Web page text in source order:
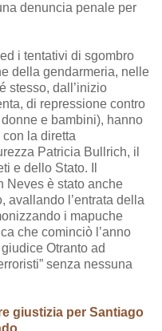
denuncia penale per
i tentativi di sgombro
della gendarmeria, nelle
stesso, dall’inizio
di repressione contro
e bambini), hanno
la diretta
Patricia Bullrich, il
e dello Stato. Il
Neves è stato anche
avallando l’entrata della
i mapuche
che cominciò l’anno
Otranto ad
senza nessuna
giustizia per Santiago